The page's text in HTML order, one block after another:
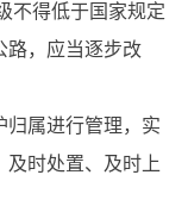
不得低于国家规定
路，应当逐步改
归属进行管理，实
及时处置、及时上